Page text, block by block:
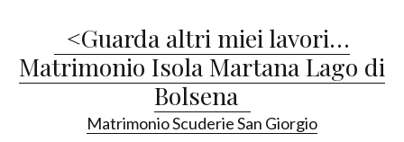
<Guarda altri miei lavori…
Matrimonio Isola Martana Lago di
Bolsena
Matrimonio Scuderie San Giorgio